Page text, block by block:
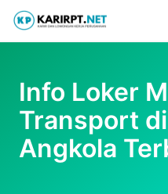
Skip
content
Info Loker
Transport
Angkola